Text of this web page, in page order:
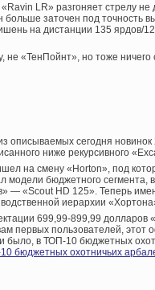
LR» разгоняет стрелу
больше заточен под точность
на дистанции 135 ярдов/
«ТенПойнт», но тоже ничего
сегодня новинок
ниже рекурсивного
на смену «Horton», под
модели бюджетного сегмента,
— «Scout HD 125». Теперь
иерархии
699,99-899,99
первых пользователей, этот
было, в ТОП-10 бюджетных
бюджетных охотничьих